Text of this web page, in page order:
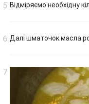
Відміряємо необхідну
Далі шматочок масла